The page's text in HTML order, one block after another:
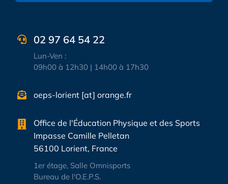
02 97 64 54 22
Lun-Ven :
09h00 à 12h30 | 14h00 à 17h30
oeps-lorient [at] orange.fr
Office de l'Éducation Physique et des Sports
Impasse Camille Pelletan
56100 Lorient, France
1er étage, Salle Omnisports
Bureau de l'O.E.P.S.